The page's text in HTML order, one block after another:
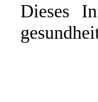
Dieses